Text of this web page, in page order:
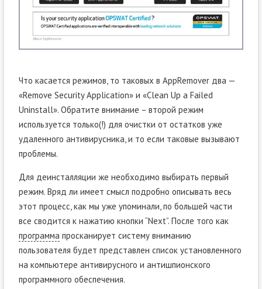
Что касается режимов, то таковых в AppRemover два —
«Remove Security Application» и «Clean Up a Failed
Uninstall». Обратите внимание – второй режим
используется только(!) для очистки от остатков уже
удаленного антивирусника, и то если таковые вызывают
проблемы.
Для деинсталляции же необходимо выбирать первый
режим. Вряд ли имеет смысл подробно описывать весь
этот процесс, как мы уже упоминали, по большей части
все сводится к нажатию кнопки “Next”. После того как
программа просканирует систему вниманию
пользователя будет представлен список установленного
на компьютере антивирусного и антишпионского
программного обеспечения.